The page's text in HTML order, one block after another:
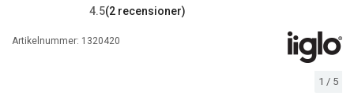
1 / 5
4.5(2 recensioner)
Artikelnummer: 1320420